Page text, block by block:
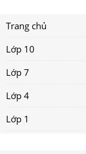
Trang chủ
Lớp 10
Lớp 7
Lớp 4
Lớp 1